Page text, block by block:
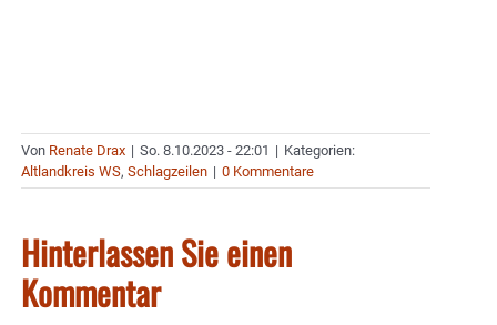
Von Renate Drax | So. 8.10.2023 - 22:01 | Kategorien:
Altlandkreis WS, Schlagzeilen | 0 Kommentare
Hinterlassen Sie einen
Kommentar